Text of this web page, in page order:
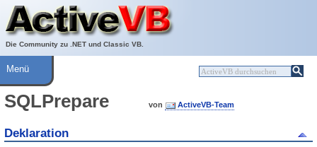
Die Community zu .NET und Classic VB.
Über ActiveVB
Hilfe
Menü
SQLPrepare von ActiveVB-Team
Deklaration